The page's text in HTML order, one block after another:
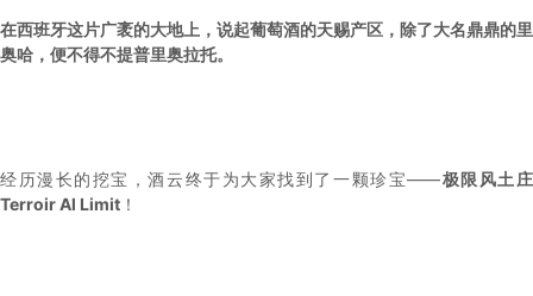
在西班牙这片广袤的大地上，说起葡萄酒的天赐产区，除了大名鼎鼎的里
奥哈，便不得不提普里奥拉托。
经历漫长的挖宝，酒云终于为大家找到了一颗珍宝——极限风土庄
Terroir Al Limit ！